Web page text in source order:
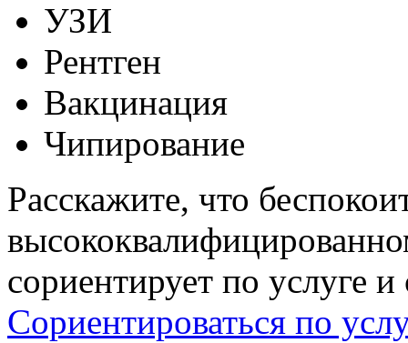
УЗИ
Рентген
Вакцинация
Чипирование
Расскажите, что
сориентирует по услуге
Сориентироваться по